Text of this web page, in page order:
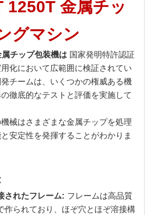
1250T 金属チッ
グマシン
チップ包装機は 国家発明特許認証
化において広範囲に検証されてい
チームは、いくつかの権威ある機
徹底的なテストと評価を実施して
械はさまざまな金属チップを処理
安定性を発揮することがわかりま
されたフレーム: フレームは高品質
作られており、ほぞ穴とほぞ溶接構